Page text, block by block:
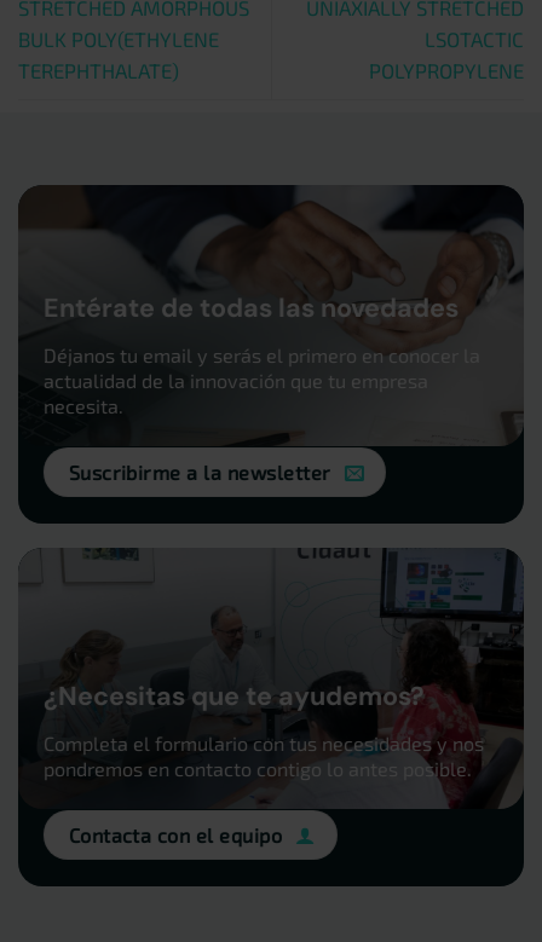
STRETCHED AMORPHOUS
BULK POLY(ETHYLENE
TEREPHTHALATE)
UNIAXIALLY STRETCHED
LSOTACTIC
POLYPROPYLENE
Entérate de todas las novedades
Déjanos tu email y serás el primero en conocer la
actualidad de la innovación que tu empresa
necesita.
Suscribirme a la newsletter
¿Necesitas que te ayudemos?
Completa el formulario con tus necesidades y nos
pondremos en contacto contigo lo antes posible.
Contacta con el equipo